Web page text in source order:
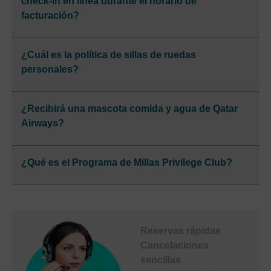
facturación?
¿Cuál es la política de sillas de ruedas
personales?
¿Recibirá una mascota comida y agua de Qatar
Airways?
¿Qué es el Programa de Millas Privilege Club?
Reservas rápidas
Cancelaciones
sencillas